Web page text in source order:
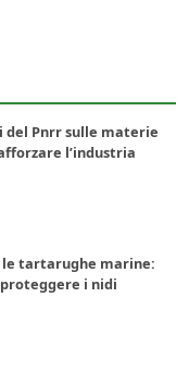
del Pnrr sulle materie
l’industria
tartarughe marine:
i nidi